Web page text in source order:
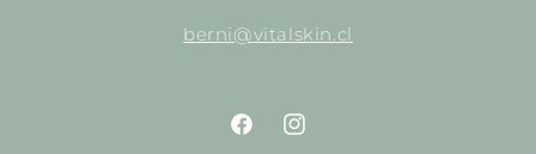
berni@vitalskin.cl
https://www.facebook.com/
http://instagram.com/